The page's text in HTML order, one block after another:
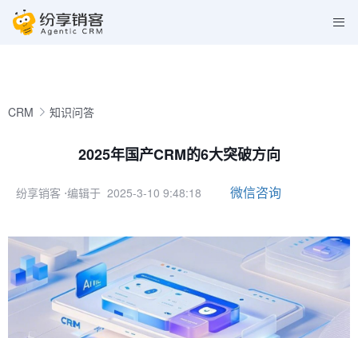
CRM 知识问答
2025年国产CRM的6大突破方向
纷享销客 ⋅编辑于 2025-3-10 9:48:18 微信咨询